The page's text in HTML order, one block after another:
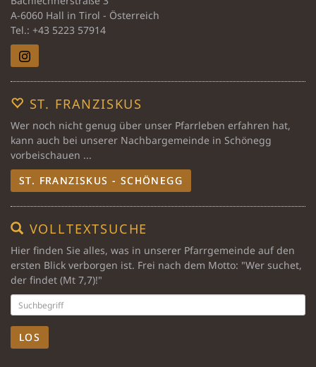
A-6060 Hall in Tirol - Österreich
Tel.: +43 5223 57914
ST. FRANZISKUS
Wer noch nicht genug über unser Pfarrleben erfahren hat,
kann auch bei unserer Nachbargemeinde in Schönegg
vorbeischauen ...
ST. FRANZISKUS - SCHÖNEGG
VOLLTEXTSUCHE
Hier finden Sie alles, was in unserer Pfarrgemeinde auf den
ersten Blick verborgen ist. Frei nach dem Motto: "Wer suchet,
der findet (Mt 7,7)!"
LOS